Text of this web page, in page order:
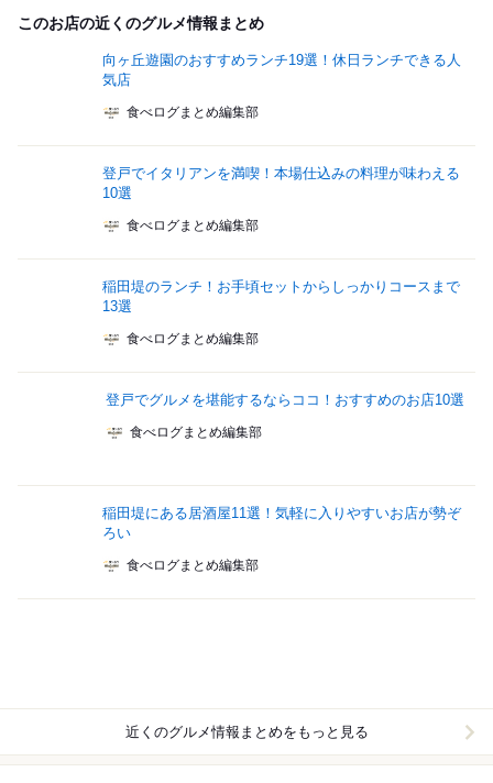
このお店の近くのグルメ情報まとめ
向ヶ丘遊園のおすすめランチ19選！休日ランチできる人
気店
食べログまとめ編集部
登戸でイタリアンを満喫！本場仕込みの料理が味わえる
10選
食べログまとめ編集部
稲田堤のランチ！お手頃セットからしっかりコースまで
13選
食べログまとめ編集部
登戸でグルメを堪能するならココ！おすすめのお店10選
食べログまとめ編集部
稲田堤にある居酒屋11選！気軽に入りやすいお店が勢ぞ
ろい
食べログまとめ編集部
近くのグルメ情報まとめをもっと見る